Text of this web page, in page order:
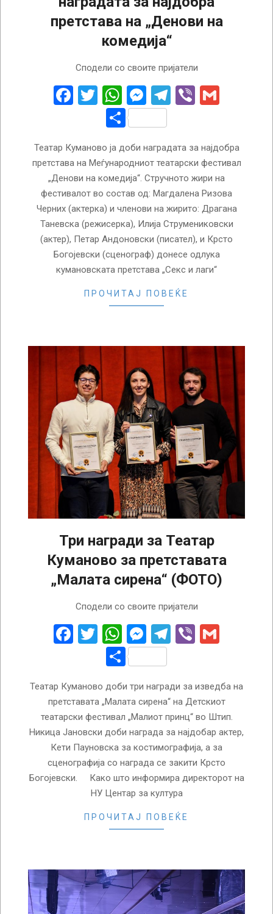
претстава на „Денови на
комедија“
Сподели со своите пријатели
Facebook
Twitter
WhatsApp
Messenger
Telegram
Viber
Share
Театар Куманово ја доби наградата за најдобра
претстава на Меѓународниот театарски фестивал
„Денови на комедија“. Стручното жири на
фестивалот во состав од: Магдалена Ризова
Черних (актерка) и членови на жирито: Драгана
Таневска (режисерка), Илија Струмениковски
(актер), Петар Андоновски (писател), и Крсто
Богојевски (сценограф) донесе одлука
кумановската претстава „Секс и лаги“
ПРОЧИТАЈ ПОВЕЌЕ
Три награди за Театар
Куманово за претставата
„Малата сирена“ (ФОТО)
Сподели со своите пријатели
Facebook
TwitterWhatsApp
Messenger
Telegram
Viber
Share
Театар Куманово доби три награди за изведба на
претставата „Малата сирена“ на Детскиот
театарски фестивал „Малиот принц“ во Штип.
Никица Јановски доби награда за најдобар актер,
Кети Пауновска за костимографија, а за
сценографија со награда се закити Крсто
Богојевски. Како што информира директорот на
НУ Центар за култура
ПРОЧИТАЈ ПОВЕЌЕ